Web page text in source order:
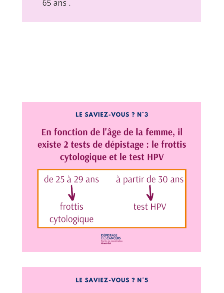
65 ans .